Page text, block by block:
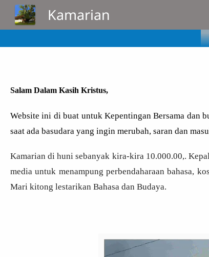
Lompat ke isi utama
Kamarian
Salam Dalam Kasih Kristus,
Website ini di buat untuk Kepentingan Bersama dan
saat ada basudara yang ingin merubah, saran dan
Kamarian di huni sebanyak kira-kira 10.000.00,.
media untuk menampung perbendaharaan bahasa,
Mari kitong lestarikan Bahasa dan Budaya.